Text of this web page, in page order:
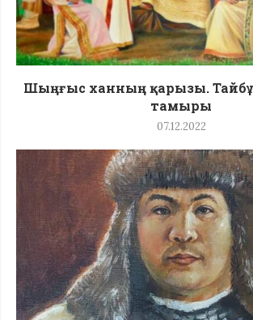
Шыңғыс ханның қарызы.
тамыры
07.12.2022